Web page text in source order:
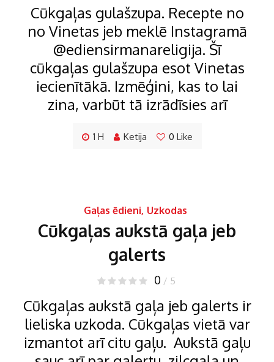
Cūkgaļas gulašzupa. Recepte no
no Vinetas jeb meklē Instagramā
@ediensirmanareligija. Šī
cūkgaļas gulašzupa esot Vinetas
iecienītākā. Izmēģini, kas to lai
zina, varbūt tā izrādīsies arī
1 H Ketija 0 Like
Gaļas ēdieni, Uzkodas
Cūkgaļas aukstā gaļa jeb
galerts
0 / 5
Cūkgaļas aukstā gaļa jeb galerts ir
lieliska uzkoda. Cūkgaļas vietā var
izmantot arī citu gaļu. Aukstā gaļu